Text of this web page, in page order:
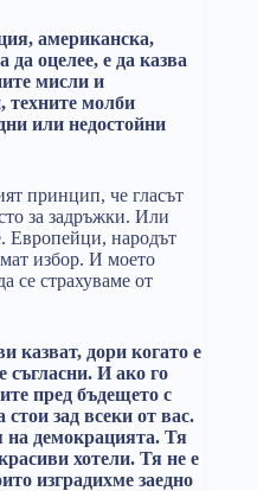
американска,
оцелее, е да казва
мисли и
техните молби
или недостойни
принцип, че гласът
за задръжки. Или
Европейци, народът
избор. И моето
се страхуваме от
казват, дори когато е
съгласни. И ако го
пред бъдещето с
зад всеки от вас.
на демокрацията. Тя
хотели. Тя не е
изградихме заедно